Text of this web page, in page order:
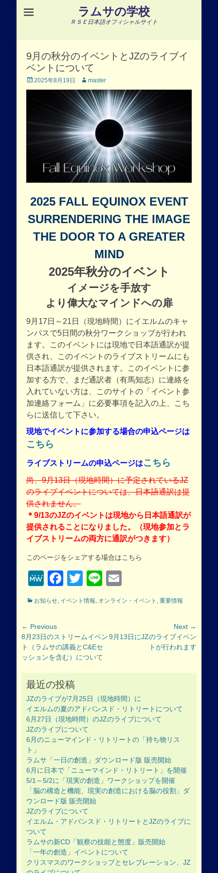
ラムサの学校
ＲＳＥ日本語オフィシャルサイト
9月の秋分のイベントとJZのライブイ
ベントについて
Posted
on
2025年8月19日 Author
master
2025 FALL EQUINOX EVENT
SURRENDERING THE IMAGE
THE DOOR TO A GREATER
MIND
2025年秋分のイベント
イメージを手放す
より偉大なマインドへの扉
9月17日～21日（現地時間）にイエルムのキャ
ンパスで5日間の秋分ワークショップが行われ
ます。このイベントには現地で日本語通訳が提
供され、このイベントのライブストリームにも
日本語通訳が提供されます。このイベントに参
加する方で、まだ通訳者（有馬知志）に連絡を
入れていない方は、このサイトの「イベント参
加連絡フォーム」に必要事項を記入の上、こち
らに送信して下さい。
現地でイベントに参加する場合の申込ページは
こちら
ライブストリームの申込ページはこちら
尚、9月13日（現地時間）に予定されているJZ
のライブイベントについては、日本語通訳は提
供されません。
＊9/13のJZのイベントは現地から日本語通訳が
提供されることになりました。（現地参加とラ
イブストリームの両方に通訳がつきます）
このページをシェアする場合はこちら
MeWeFacebook
Twitter
Line
Categories
お知らせ, イベント情報, オンライン・イベント , 重要情報
投
稿
ナ
ビ
ー
シ
ョ
ン
← Previous
Previous
post:
8月23日のストリームイベン
ト（ラムサの講義とC&Eセ
ッションを含む）について
Next →
Next
9月13日にJZのライブイベン
トが行われます
最近の投稿
JZのライブが7月25日（現地時間）に
イエルムの夏のアドバンスド・リトリートについて
6月27日（現地時間）のJZのライブについて
JZのライブについて
6月のニューマインド・リトリートの「持ち物リス
ト」
ラムサ「一日の創造」ダウンロード版 販売開始
6月に日本で「ニューマインド・リトリート」を開催
5/1～5/2に「現実の創造」ワークショップを開催
「脳の構造と機能、現実の創造における脳の役割」ダ
ウンロード版 販売開始
JZのライブについて
イエルム・アドバンスド・リトリートとJZのライブに
ついて
ラムサの新CD「観察の技能と態度」販売開始
「一年の創造」イベントについて
クリスマスのワークショップとセレブレーション、JZ